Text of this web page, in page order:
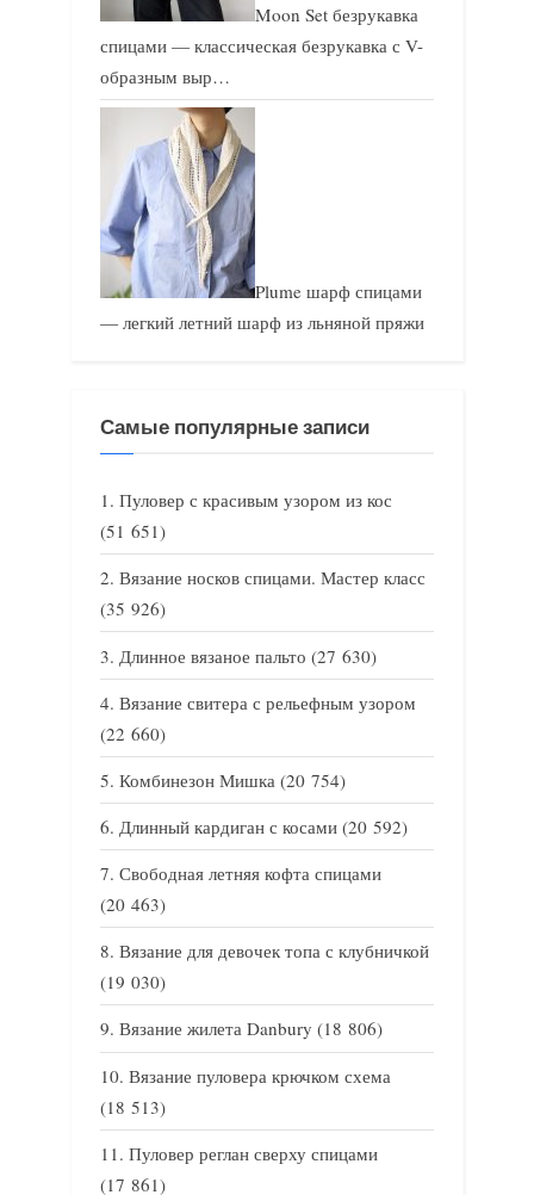
Moon Set безрукавка
спицами — классическая безрукавка с V-
образным выр…
Plume шарф спицами
— легкий летний шарф из льняной пряжи
Самые популярные записи
Пуловер с красивым узором из кос
(51 651)
Вязание носков спицами. Мастер класс
(35 926)
Длинное вязаное пальто (27 630)
Вязание свитера с рельефным узором
(22 660)
Комбинезон Мишка (20 754)
Длинный кардиган с косами (20 592)
Свободная летняя кофта спицами
(20 463)
Вязание для девочек топа с клубничкой
(19 030)
Вязание жилета Danbury (18 806)
Вязание пуловера крючком схема
(18 513)
Пуловер реглан сверху спицами
(17 861)